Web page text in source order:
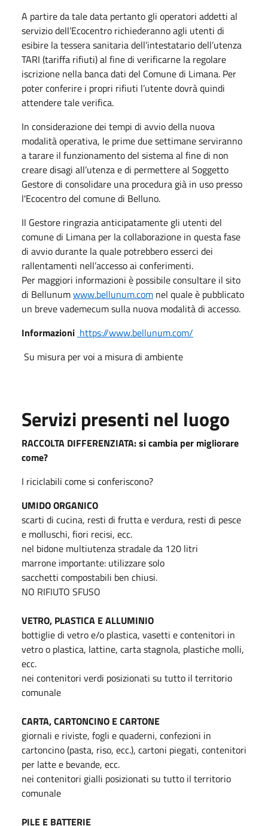
A partire da tale data pertanto gli operatori addetti al
servizio dell’Ecocentro richiederanno agli utenti di
esibire la tessera sanitaria dell’intestatario dell’utenza
TARI (tariffa rifiuti) al fine di verificarne la regolare
iscrizione nella banca dati del Comune di Limana. Per
poter conferire i propri rifiuti l’utente dovrà quindi
attendere tale verifica.
In considerazione dei tempi di avvio della nuova
modalità operativa, le prime due settimane serviranno
a tarare il funzionamento del sistema al fine di non
creare disagi all’utenza e di permettere al Soggetto
Gestore di consolidare una procedura già in uso presso
l'Ecocentro del comune di Belluno.
Il Gestore ringrazia anticipatamente gli utenti del
comune di Limana per la collaborazione in questa fase
di avvio durante la quale potrebbero esserci dei
rallentamenti nell’accesso ai conferimenti.
Per maggiori informazioni è possibile consultare il sito
di Bellunumwww.bellunum.com nel quale è pubblicato
un breve vademecum sulla nuova modalità di accesso.
Informazioni https://www.bellunum.com/
Su misura per voi a misura di ambiente
Servizi presenti nel luogo
RACCOLTA DIFFERENZIATA: si cambia per migliorare
come?
I riciclabili come si conferiscono?
UMIDO ORGANICO
scarti di cucina, resti di frutta e verdura, resti di pesce
e molluschi, fiori recisi, ecc.
nel bidone multiutenza stradale da 120 litri
marrone importante: utilizzare solo
sacchetti compostabili ben chiusi.
NO RIFIUTO SFUSO
VETRO, PLASTICA E ALLUMINIO
bottiglie di vetro e/o plastica, vasetti e contenitori in
vetro o plastica, lattine, carta stagnola, plastiche molli,
ecc.
nei contenitori verdi posizionati su tutto il territorio
comunale
CARTA, CARTONCINO E CARTONE
giornali e riviste, fogli e quaderni, confezioni in
cartoncino (pasta, riso, ecc.), cartoni piegati, contenitori
per latte e bevande, ecc.
nei contenitori gialli posizionati su tutto il territorio
comunale
PILE E BATTERIE